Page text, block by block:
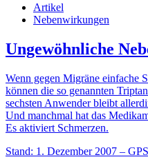
Artikel
Nebenwirkungen
Ungewöhnliche
Wenn gegen Migräne einfache
können die so genannten
sechsten Anwender bleibt
Und manchmal hat das
Es aktiviert Schmerzen.
Stand: 1. Dezember 2007 –